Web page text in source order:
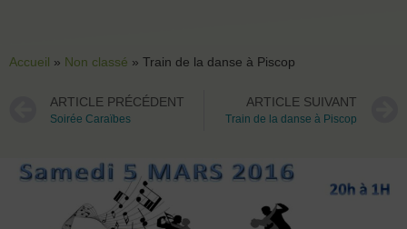
Accueil » Non classé » Train de la danse à Piscop
ARTICLE PRÉCÉDENT
Soirée Caraïbes
ARTICLE SUIVANT
Train de la danse à Piscop